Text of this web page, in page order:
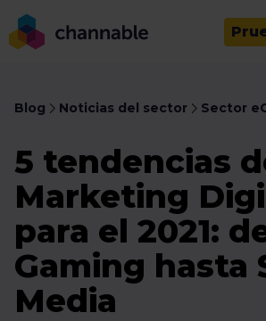
Blog Noticias del sector Sector
5 tendencias
Marketing
para el 2021:
Gaming hasta
Media